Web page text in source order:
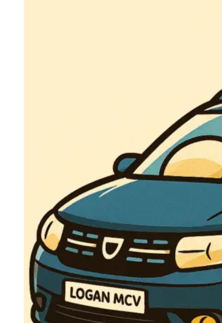
Navigatie Audi A6 C5
Navigatie Audi A6 C6
Navigatie Audi A6 C7
Navigatie Audi Q5
Navigație Ford Fiesta
Navigație Ford Focus 1
Navigație Ford Focus MK3
Navigație Ford Mondeo MK3
Navigație Ford Mondeo MK4
Navigație Ford Transit
Mercedes
Navigație Mercedes C Class W203
Navigație Mercedes C Class W204
Navigație Mercedes W203
Navigație Mercedes W204
Navigație Mercedes W211
Navigație Mercedes Sprinter
Passat